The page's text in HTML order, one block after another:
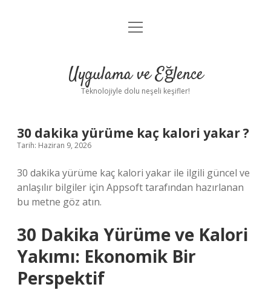
Anasayfa
Yasal Uyarı
menüyü
Uygulama ve Eğlence
Teknolojiyle dolu neşeli keşifler!
30 dakika yürüme kaç kalori yakar ?
Tarih: Haziran 9, 2026
30 dakika yürüme kaç kalori yakar ile ilgili güncel ve
anlaşılır bilgiler için Appsoft tarafından hazırlanan
bu metne göz atın.
30 Dakika Yürüme ve Kalori
Yakımı: Ekonomik Bir
Perspektif